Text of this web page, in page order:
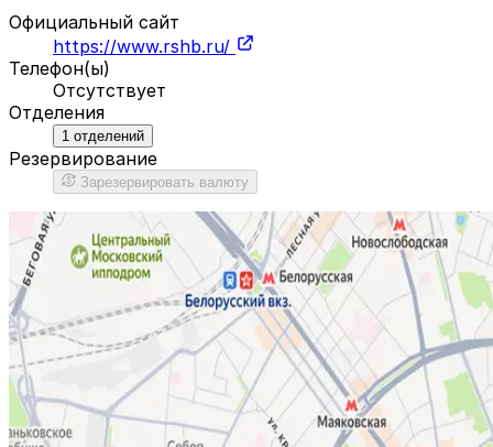
Официальный сайт
https://www.rshb.ru/
Телефон(ы)
Отсутствует
Отделения
1 отделений
Резервирование
Зарезервировать валюту